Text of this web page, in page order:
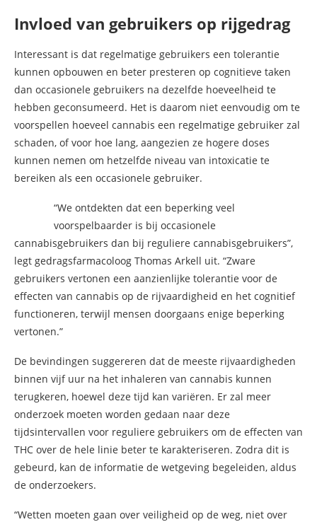
Invloed van gebruikers op rijgedrag
Interessant is dat regelmatige gebruikers een tolerantie
kunnen opbouwen en beter presteren op cognitieve taken
dan occasionele gebruikers na dezelfde hoeveelheid te
hebben geconsumeerd. Het is daarom niet eenvoudig om te
voorspellen hoeveel cannabis een regelmatige gebruiker zal
schaden, of voor hoe lang, aangezien ze hogere doses
kunnen nemen om hetzelfde niveau van intoxicatie te
bereiken als een occasionele gebruiker.
“We ontdekten dat een beperking veel
voorspelbaarder is bij occasionele
cannabisgebruikers dan bij reguliere cannabisgebruikers”,
legt gedragsfarmacoloog Thomas Arkell uit. “Zware
gebruikers vertonen een aanzienlijke tolerantie voor de
effecten van cannabis op de rijvaardigheid en het cognitief
functioneren, terwijl mensen doorgaans enige beperking
vertonen.”
De bevindingen suggereren dat de meeste rijvaardigheden
binnen vijf uur na het inhaleren van cannabis kunnen
terugkeren, hoewel deze tijd kan variëren. Er zal meer
onderzoek moeten worden gedaan naar deze
tijdsintervallen voor reguliere gebruikers om de effecten van
THC over de hele linie beter te karakteriseren. Zodra dit is
gebeurd, kan de informatie de wetgeving begeleiden, aldus
de onderzoekers.
“Wetten moeten gaan over veiligheid op de weg, niet over